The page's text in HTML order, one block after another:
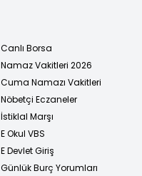
Canlı Borsa
Namaz Vakitleri 2026
Cuma Namazı Vakitleri
Nöbetçi Eczaneler
İstiklal Marşı
E Okul VBS
E Devlet Giriş
Günlük Burç Yorumları